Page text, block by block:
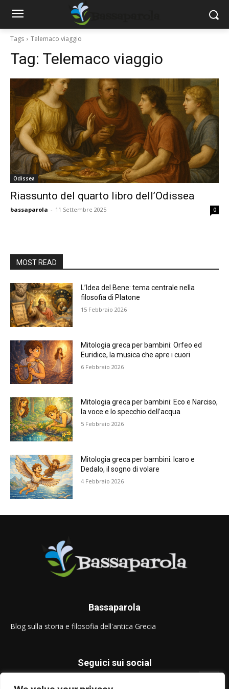
Tags Telemaco viaggio
Tag: Telemaco viaggio
Odissea
Riassunto del quarto libro dell’Odissea
bassaparola - 11 Settembre 2025 0
MOST READ
L’Idea del Bene: tema centrale nella
filosofia di Platone
15 Febbraio 2026
Mitologia greca per bambini: Orfeo ed
Euridice, la musica che apre i cuori
6 Febbraio 2026
Mitologia greca per bambini: Eco e Narciso,
la voce e lo specchio dell’acqua
5 Febbraio 2026
Mitologia greca per bambini: Icaro e
Dedalo, il sogno di volare
4 Febbraio 2026
Bassaparola
Blog sulla storia e filosofia dell'antica Grecia
Seguici sui social